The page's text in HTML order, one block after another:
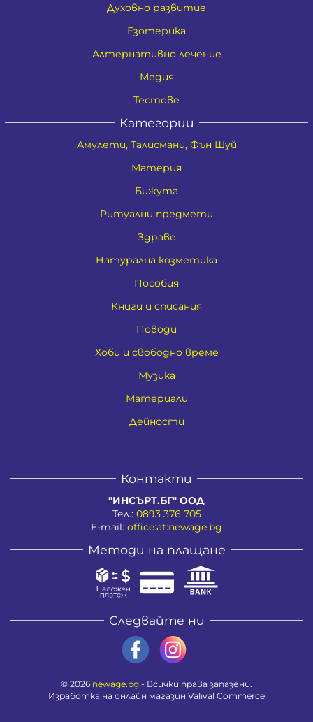
Духовно развитие
Езотерика
Алтернативно лечение
Медия
Тестове
Категории
Амулети, Талисмани, Фън Шуй
Материя
Бижута
Ритуални предмети
Здраве
Натурална козметика
Пособия
Книги и списания
Поводи
Хоби и свободно време
Музика
Материали
Дейности
Контакти
"ИНСЪРТ.БГ" ООД
Тел.: 0893 376 705
E-mail: office:at:newage.bg
Методи на плащане
Следвайте ни
© 2026 newage.bg - Всички права запазени.
Изработка на онлайн магазин Valival Commerce